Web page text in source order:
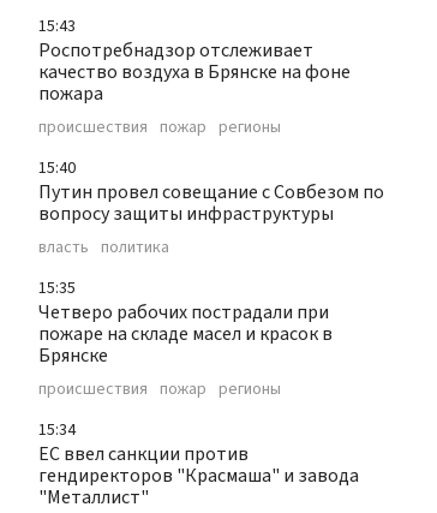
15:43
Роспотребнадзор отслеживает
качество воздуха в Брянске на фоне
пожара
происшествия пожар регионы
15:40
Путин провел совещание с Совбезом по
вопросу защиты инфраструктуры
власть политика
15:35
Четверо рабочих пострадали при
пожаре на складе масел и красок в
Брянске
происшествия пожар регионы
15:34
ЕС ввел санкции против
гендиректоров "Красмаша" и завода
"Металлист"